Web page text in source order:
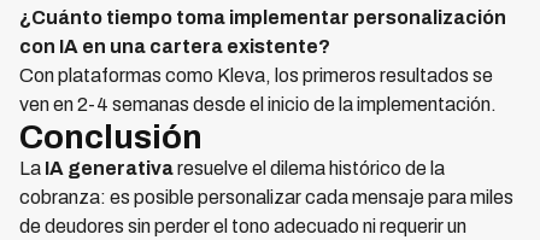
¿Cuánto tiempo toma implementar personalización
con IA en una cartera existente?
Con plataformas como Kleva, los primeros resultados se
ven en 2-4 semanas desde el inicio de la implementación.
Conclusión
La IA generativaresuelve el dilema histórico de la
cobranza: es posible personalizar cada mensaje para miles
de deudores sin perder el tono adecuado ni requerir un